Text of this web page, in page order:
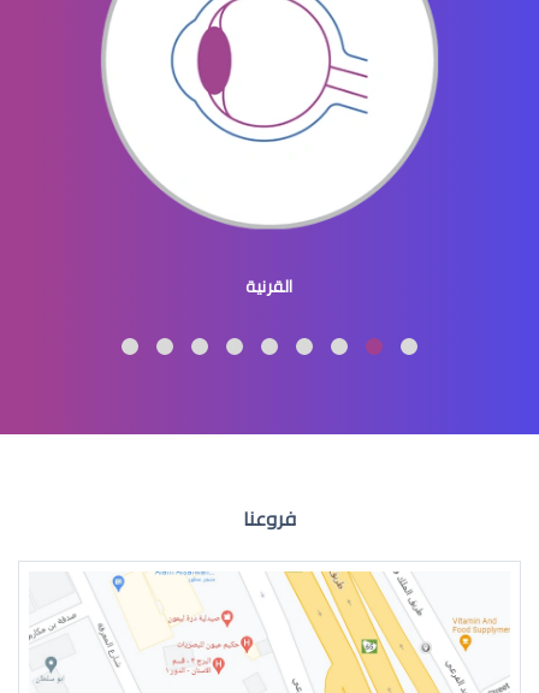
افضل دكتور عيون في النسيم
طبيب عيون اطفال
طبيب عيون اطفال في الرياض
القرنية
فروعنا